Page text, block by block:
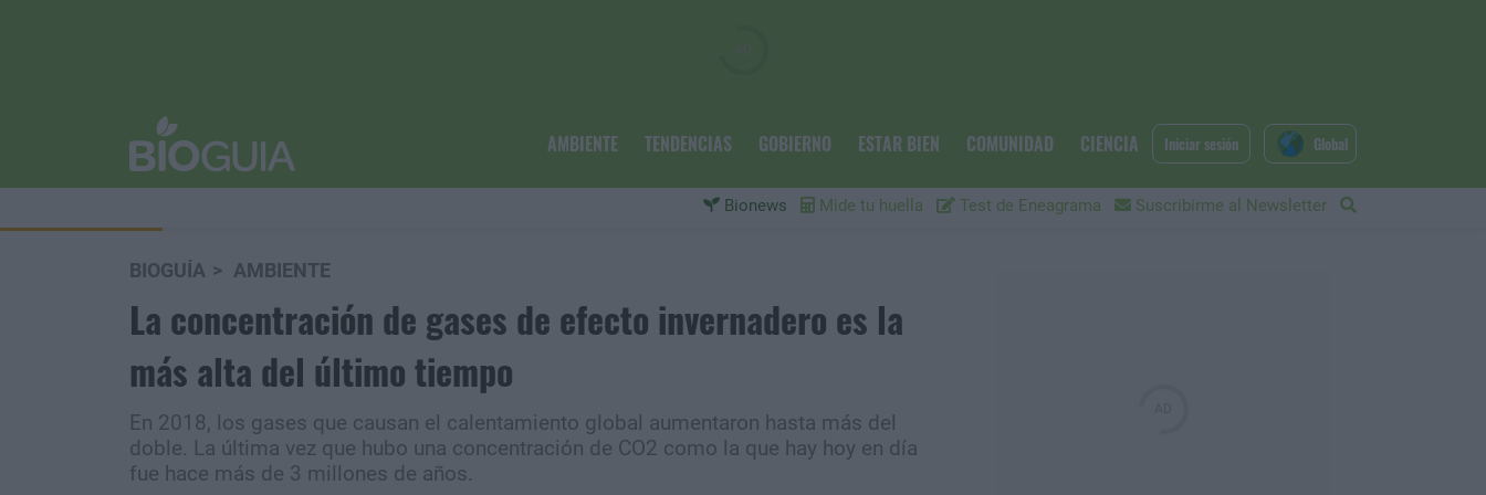
AMBIENTE TENDENCIAS GOBIERNO ESTAR BIEN COMUNIDAD CIENCIA
Bionews Mide tu huella Test de Eneagrama Suscribirme al Newsletter
Iniciar sesión Global
BIOGUÍA AMBIENTE
La concentración de gases de efecto invernadero es la
más alta del último tiempo
En 2018, los gases que causan el calentamiento global aumentaron hasta más del
doble. La última vez que hubo una concentración de CO2 como la que hay hoy en día
fue hace más de 3 millones de años.